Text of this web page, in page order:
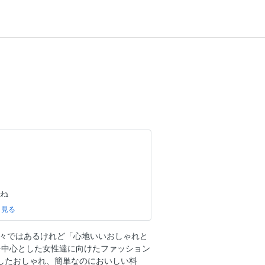
！！
ではあるけれど「心地いいおしゃれと
心とした女性達に向けたファッション
たおしゃれ、簡単なのにおいしい料